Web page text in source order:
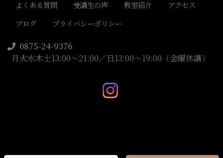
よくある質問
受講生の声 教室紹介
アクセス
ブログ
プライバシーポリシー
0875-24-9376
月火水木土13:00～21:00／日13:00～19:00（金曜休講）